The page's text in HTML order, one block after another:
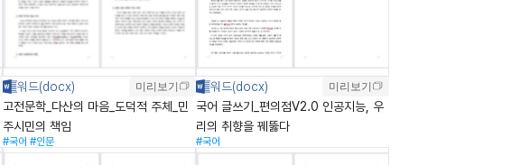
미리보기
고전문학_다산의 마음_도덕적 주체_민
주시민의 책임
#국어 #인문
미리보기
국어 글쓰기_편의점V2.0 인공지능, 우
리의 취향을 꿰뚫다
#국어